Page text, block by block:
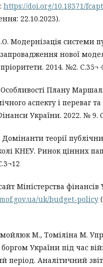
https://doi.org/10.18371/
22.10.2023).
Модернізація системи
нової
2014. №2. С.35¬
Плану
аспекту і переваг та
України. 2022. № 9.
теорії
КНЕУ. Ринок цінних
Міністерства фінансів
uk/budget-policy
М., Томіліна М.
України під час
період. Аналітичний